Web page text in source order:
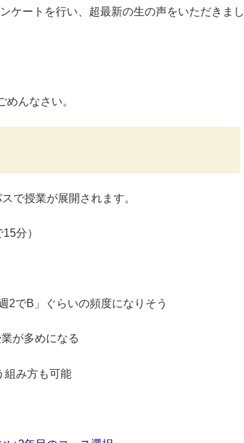
ケートを行い、超最新の生の声をいただきまし
んなさい。
で授業が展開されます。
分）
2でB」ぐらいの頻度になりそう
が多めになる
組み方も可能